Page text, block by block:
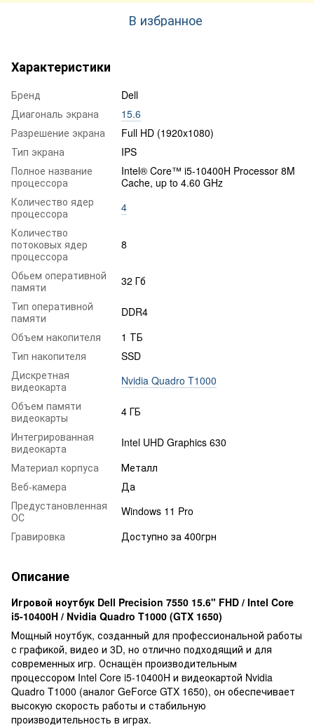
В избранное
Характеристики
Бренд
Dell
Диагональ экрана
15.6
Разрешение экрана
Full HD (1920x1080)
Тип экрана
IPS
Полное название
процессора
Intel® Core™ i5-10400H Processor 8M
Cache, up to 4.60 GHz
Количество ядер
процессора
4
Количество
потоковых ядер
процессора
8
Обьем оперативной
памяти
32 Гб
Тип оперативной
памяти
DDR4
Объем накопителя
1 ТБ
Тип накопителя
SSD
Дискретная
видеокарта
Nvidia Quadro T1000
Объем памяти
видеокарты
4 ГБ
Интегрированная
видеокарта
Intel UHD Graphics 630
Материал корпуса
Металл
Веб-камера
Да
Предустановленная
ОС
Windows 11 Pro
Гравировка
Доступно за 400грн
Описание
Игровой ноутбук Dell Precision 7550 15.6" FHD / Intel Core
i5-10400H / Nvidia Quadro T1000 (GTX 1650)
Мощный ноутбук, созданный для профессиональной работы
с графикой, видео и 3D, но отлично подходящий и для
современных игр. Оснащён производительным
процессором Intel Core i5-10400H и видеокартой Nvidia
Quadro T1000 (аналог GeForce GTX 1650), он обеспечивает
высокую скорость работы и стабильную
производительность в играх.